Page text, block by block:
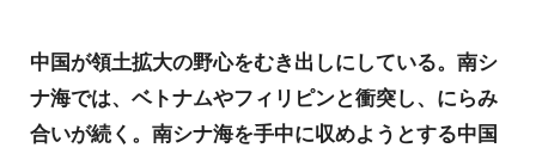
中国が領土拡大の野心をむき出しにしている。南シ
ナ海では、ベトナムやフィリピンと衝突し、にらみ
合いが続く。南シナ海を手中に収めようとする中国